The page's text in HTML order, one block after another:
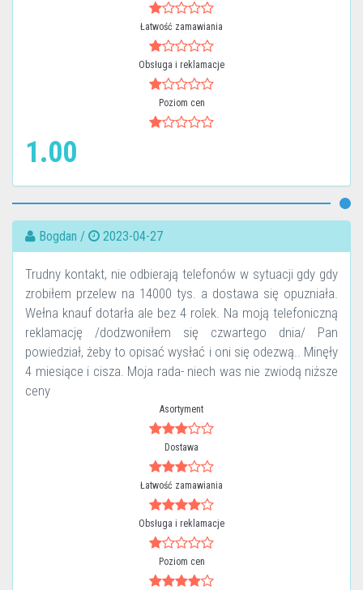
Łatwość zamawiania
Obsługa i reklamacje
Poziom cen
1.00
Bogdan / 2023-04-27
Trudny kontakt, nie odbierają telefonów w sytuacji gdy gdy
zrobiłem przelew na 14000 tys. a dostawa się opuzniała.
Wełna knauf dotarła ale bez 4 rolek. Na moją telefoniczną
reklamację /dodzwoniłem się czwartego dnia/ Pan
powiedział, żeby to opisać wysłać i oni się odezwą.. Minęły
4 miesiące i cisza. Moja rada- niech was nie zwiodą niższe
ceny
Asortyment
Dostawa
Łatwość zamawiania
Obsługa i reklamacje
Poziom cen